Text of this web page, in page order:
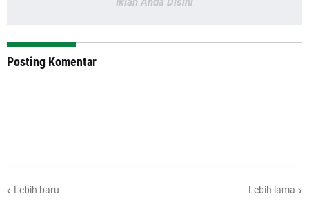
Posting Komentar
Lebih baru Lebih lama